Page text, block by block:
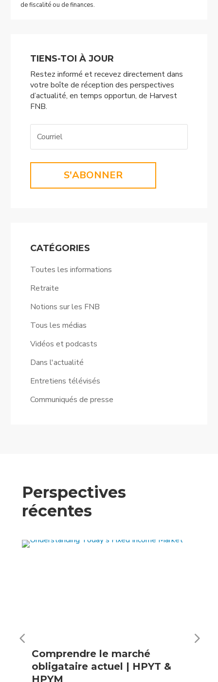
de fiscalité ou de finances.
TIENS-TOI À JOUR
Restez informé et recevez directement dans
votre boîte de réception des perspectives
d’actualité, en temps opportun, de Harvest
FNB.
S'ABONNER
CATÉGORIES
Toutes les informations
Retraite
Notions sur les FNB
Tous les médias
Vidéos et podcasts
Dans l'actualité
Entretiens télévisés
Communiqués de presse
Perspectives
récentes
Comprendre le marché
obligataire actuel | HPYT &
HPYM